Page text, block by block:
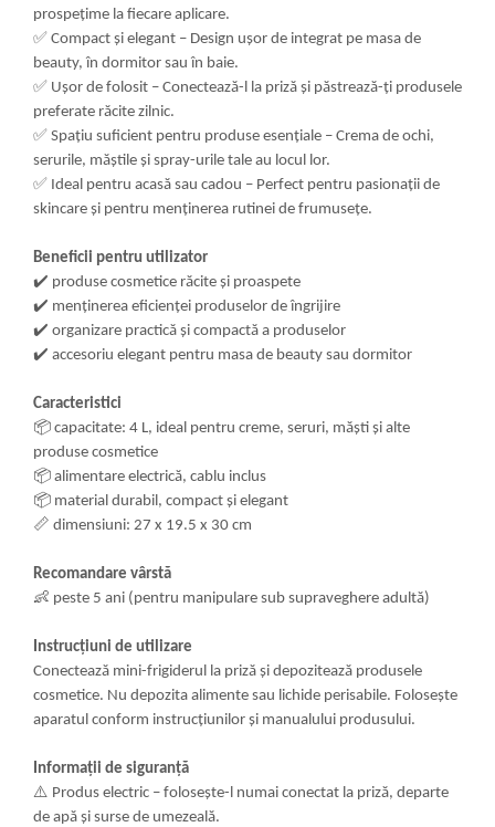
prospețime la fiecare aplicare.
✅ Compact și elegant – Design ușor de integrat pe masa de
beauty, în dormitor sau în baie.
✅ Ușor de folosit – Conectează-l la priză și păstrează-ți produsele
preferate răcite zilnic.
✅ Spațiu suficient pentru produse esențiale – Crema de ochi,
serurile, măștile și spray-urile tale au locul lor.
✅ Ideal pentru acasă sau cadou – Perfect pentru pasionații de
skincare și pentru menținerea rutinei de frumusețe.
Beneficii pentru utilizator
✔️ produse cosmetice răcite și proaspete
✔️ menținerea eficienței produselor de îngrijire
✔️ organizare practică și compactă a produselor
✔️ accesoriu elegant pentru masa de beauty sau dormitor
Caracteristici
📦 capacitate: 4 L, ideal pentru creme, seruri, măști și alte
produse cosmetice
📦 alimentare electrică, cablu inclus
📦 material durabil, compact și elegant
📏 dimensiuni: 27 x 19.5 x 30 cm
Recomandare vârstă
👶 peste 5 ani (pentru manipulare sub supraveghere adultă)
Instrucțiuni de utilizare
Conectează mini-frigiderul la priză și depozitează produsele
cosmetice. Nu depozita alimente sau lichide perisabile. Folosește
aparatul conform instrucțiunilor și manualului produsului.
Informații de siguranță
⚠️ Produs electric – folosește-l numai conectat la priză, departe
de apă și surse de umezeală.